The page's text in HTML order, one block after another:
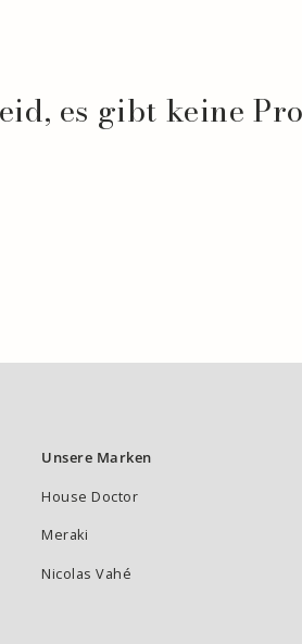
es gibt keine
Unsere Marken
House Doctor
Meraki
Nicolas Vahé